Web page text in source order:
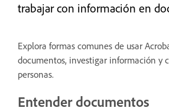
trabajar con información en
Explora formas comunes de usar
documentos, investigar información y
personas.
Entender documentos